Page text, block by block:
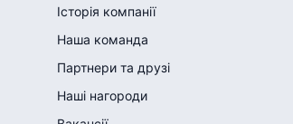
Історія компанії
Наша команда
Партнери та друзі
Наші нагороди